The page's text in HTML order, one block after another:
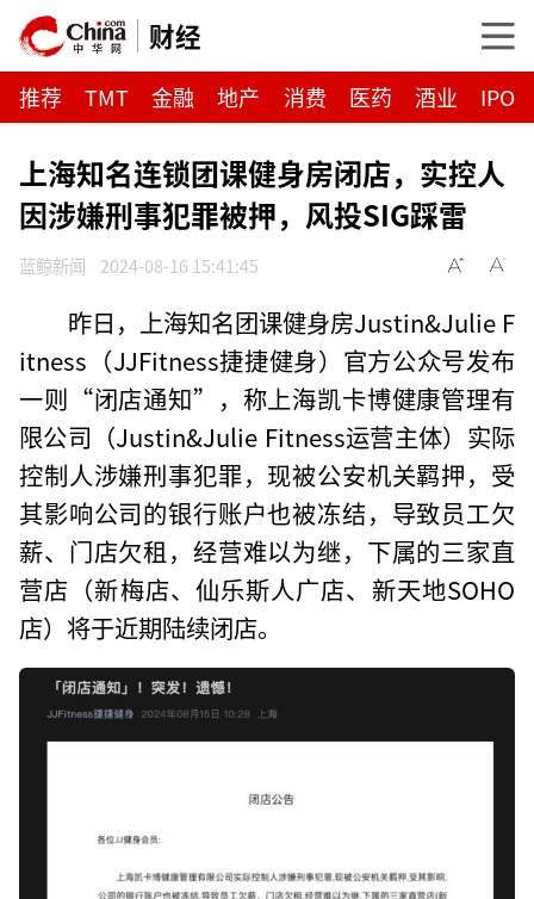
财经
推荐 TMT 金融 地产 消费 医药 酒业 IPO
上海知名连锁团课健身房闭店，实控人
因涉嫌刑事犯罪被押，风投SIG踩雷
蓝鲸新闻 2024-08-16 15:41:45
昨日，上海知名团课健身房Justin&Julie F
itness（JJFitness捷捷健身）官方公众号发布
一则“闭店通知”，称上海凯卡博健康管理有
限公司（Justin&Julie Fitness运营主体）实际
控制人涉嫌刑事犯罪，现被公安机关羁押，受
其影响公司的银行账户也被冻结，导致员工欠
薪、门店欠租，经营难以为继，下属的三家直
营店（新梅店、仙乐斯人广店、新天地SOHO
店）将于近期陆续闭店。